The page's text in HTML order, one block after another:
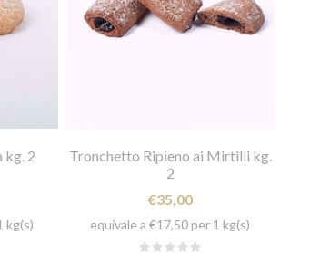
kg. 2
kg(s)
Tronchetto Ripieno ai Mirtilli kg.
2
€35,00
equivale a €17,50 per 1 kg(s)